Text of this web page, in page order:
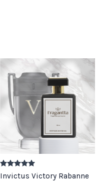
Valorado en
5.00
Invictus Victory Rabanne
Price
$ 25,000
through
$ 55,000